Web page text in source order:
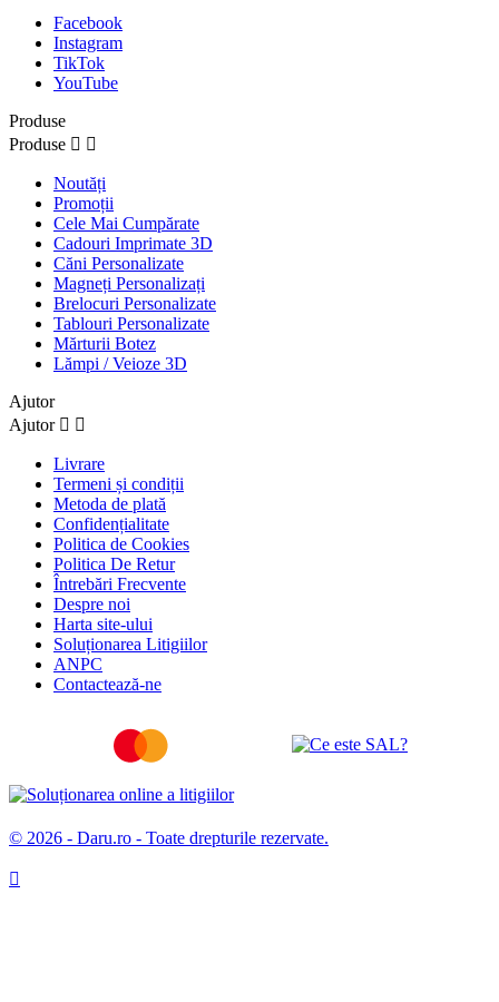
Facebook
Instagram
TikTok
YouTube
Produse
Produse  
Noutăți
Promoții
Cele Mai Cumpărate
Cadouri Imprimate 3D
Căni Personalizate
Magneți Personalizați
Brelocuri Personalizate
Tablouri Personalizate
Mărturii Botez
Lămpi / Veioze 3D
Ajutor
Ajutor  
Livrare
Termeni și condiții
Metoda de plată
Confidențialitate
Politica de Cookies
Politica De Retur
Întrebări Frecvente
Despre noi
Harta site-ului
Soluționarea Litigiilor
ANPC
Contactează-ne
© 2026 - Daru.ro - Toate drepturile rezervate.
